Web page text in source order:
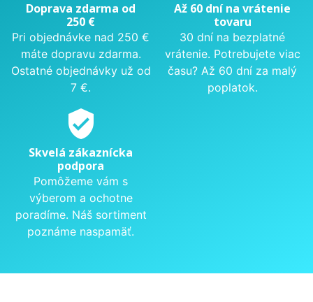
Doprava zdarma od
250 €
Pri objednávke nad 250 €
máte dopravu zdarma.
Ostatné objednávky už od
7 €.
Až 60 dní na vrátenie
tovaru
30 dní na bezplatné
vrátenie. Potrebujete viac
času? Až 60 dní za malý
poplatok.
verified_user
Skvelá zákaznícka
podpora
Pomôžeme vám s
výberom a ochotne
poradíme. Náš sortiment
poznáme naspamäť.